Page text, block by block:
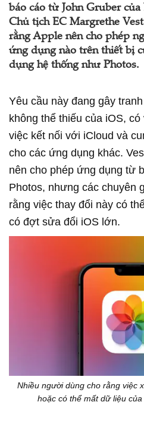
báo cáo từ John Gruber
Chủ tịch EC Margrethe
rằng Apple nên cho phép
ứng dụng nào trên thiết bị
dụng hệ thống như Photos.
Yêu cầu này đang gây
không thể thiếu của iOS,
việc kết nối với iCloud và
cho các ứng dụng khác.
nên cho phép ứng dụng từ
Photos, nhưng các chuyên
rằng việc thay đổi này có
có đợt sửa đổi iOS lớn.
Nhiều người dùng cho rằng việc
hoặc có thể mất dữ liệu